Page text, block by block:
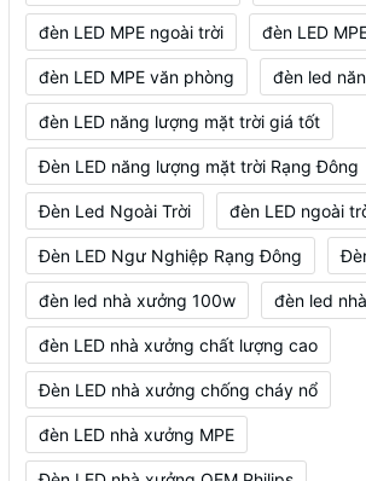
đèn LED MPE ngoài trời đèn LED
đèn LED MPE văn phòng đèn led
đèn LED năng lượng mặt trời giá tốt
Đèn LED năng lượng mặt trời Rạng Đông
Đèn Led Ngoài Trời đèn LED ngoài
Đèn LED Ngư Nghiệp Rạng Đông
đèn led nhà xưởng 100w đèn led
đèn LED nhà xưởng chất lượng cao
Đèn LED nhà xưởng chống cháy nổ
đèn LED nhà xưởng MPE